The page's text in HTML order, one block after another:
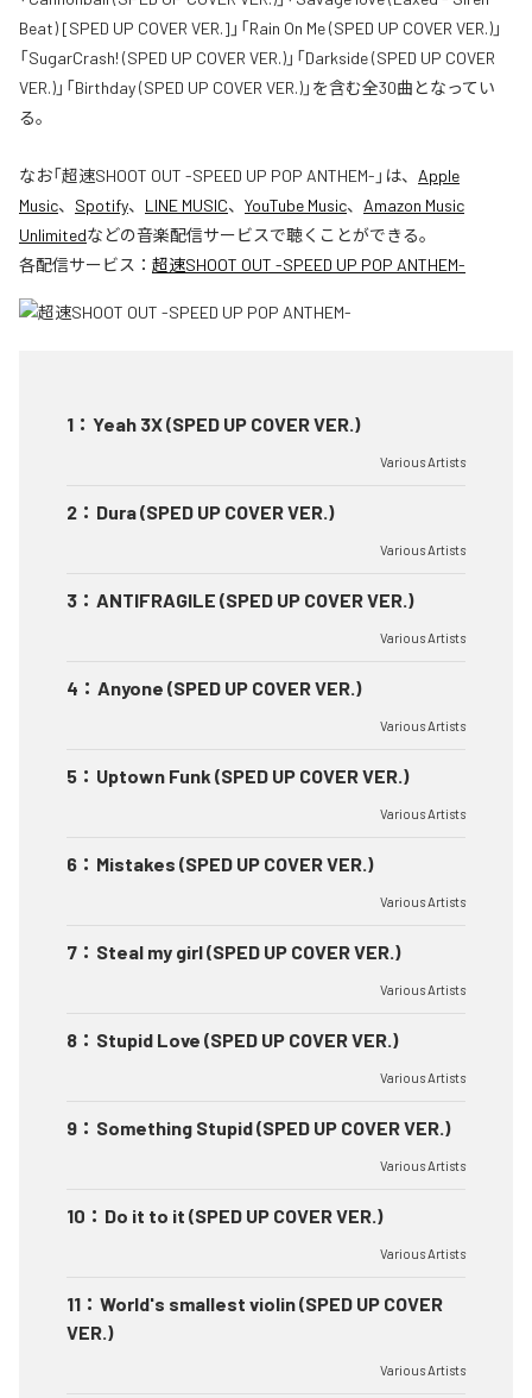
Beat) [SPED UP COVER VER.]」「Rain On Me (SPED UP COVER VER.)」
「SugarCrash! (SPED UP COVER VER.)」「Darkside (SPED UP COVER
VER.)」「Birthday (SPED UP COVER VER.)」を含む全30曲となってい
る。
なお「超速SHOOT OUT -SPEED UP POP ANTHEM- 」は、 Apple
Music、 Spotify、 LINE MUSIC、 YouTube Music、 Amazon Music
Unlimitedなどの音楽配信サービスで聴くことができる。
各配信サービス： 超速SHOOT OUT -SPEED UP POP ANTHEM-
1 ： Yeah 3X (SPED UP COVER VER.)
Various Artists
2 ： Dura (SPED UP COVER VER.)
Various Artists
3 ： ANTIFRAGILE (SPED UP COVER VER.)
Various Artists
4 ： Anyone (SPED UP COVER VER.)
Various Artists
5 ： Uptown Funk (SPED UP COVER VER.)
Various Artists
6 ： Mistakes (SPED UP COVER VER.)
Various Artists
7 ： Steal my girl (SPED UP COVER VER.)
Various Artists
8 ： Stupid Love (SPED UP COVER VER.)
Various Artists
9 ： Something Stupid (SPED UP COVER VER.)
Various Artists
10 ： Do it to it (SPED UP COVER VER.)
Various Artists
11 ： World's smallest violin (SPED UP COVER
VER.)
Various Artists